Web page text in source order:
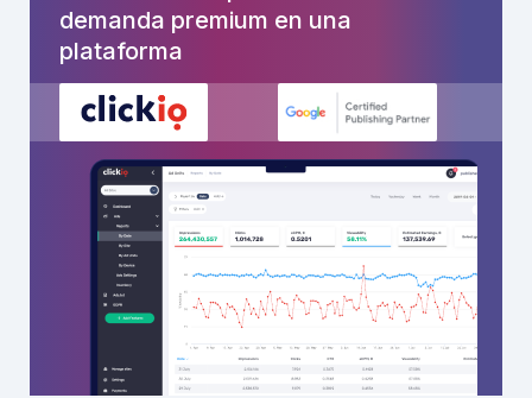
demanda premium en una
plataforma